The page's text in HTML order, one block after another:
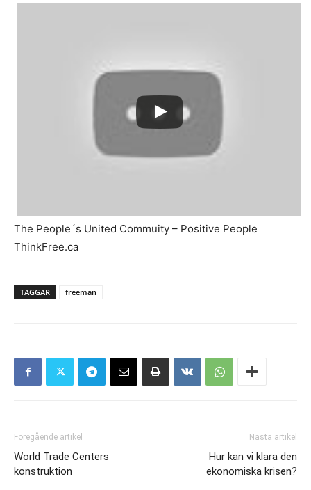
The People´s United Commuity – Positive People
ThinkFree.ca
TAGGAR freeman
Föregående artikel
World Trade Centers
konstruktion
Nästa artikel
Hur kan vi klara den
ekonomiska krisen?